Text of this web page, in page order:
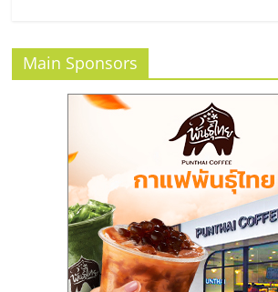
ไชส์,
ปรึกษา
แฟ
Main Sponsors